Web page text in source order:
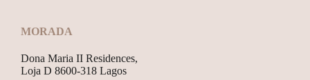
MORADA
Dona Maria II Residences,
Loja D 8600-318 Lagos